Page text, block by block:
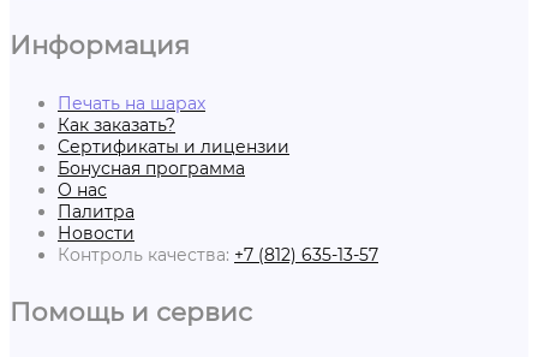
Информация
Печать на шарах
Как заказать?
Сертификаты и лицензии
Бонусная программа
О нас
Палитра
Новости
Контроль качества: +7 (812) 635-13-57
Помощь и сервис